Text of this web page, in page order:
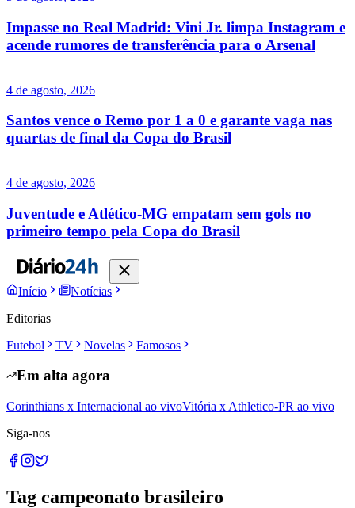
Impasse no Real Madrid: Vini Jr. limpa Instagram e
acende rumores de transferência para o Arsenal
4 de agosto, 2026
Santos vence o Remo por 1 a 0 e garante vaga nas
quartas de final da Copa do Brasil
4 de agosto, 2026
Juventude e Atlético-MG empatam sem gols no
primeiro tempo pela Copa do Brasil
Início
Notícias
Editorias
Futebol
TV Novelas Famosos
Em alta agora
Corinthians x Internacional ao vivoVitória x Athletico-PR ao vivo
Siga-nos
Tag campeonato brasileiro